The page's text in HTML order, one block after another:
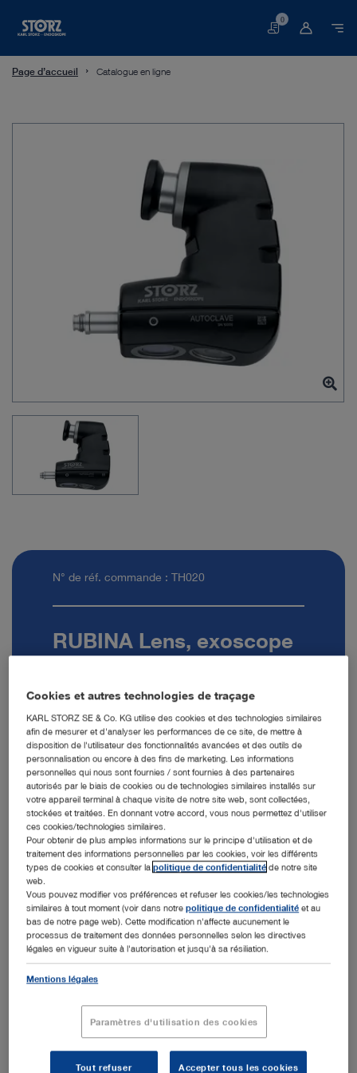
Panier
0
Page d’accueil Catalogue en ligne
N° de réf. commande : TH020
RUBINA Lens, exoscope
Quantité:
Ajouter au devis
Détails liés au produit
Rubina® Lens - Le principe NIR/ICG en chirurgie
ouverte
Rubina® Lens est un exoscope 2D conçu pour les
indications de chirurgie ouverte dans le proche infrarouge
NIR/ICG et le spectre visible. La plateforme modulaire
IMAGE1 S™ Rubina® est ainsi utilisable par le chirurgien
aussi bien en chirurgie mini-invasive qu'en chirurgie
Cookies et autres technologies de traçage
KARL STORZ SE & Co. KG utilise des cookies et des technologies similaires
afin de mesurer et d'analyser les performances de ce site, de mettre à
disposition de l'utilisateur des fonctionnalités avancées et des outils de
personnalisation ou encore à des fins de marketing. Les informations
personnelles qui nous sont fournies / sont fournies à des partenaires
autorisés par le biais de cookies ou de technologies similaires installés sur
votre appareil terminal à chaque visite de notre site web, sont collectées,
stockées et traitées. En donnant votre accord, vous nous permettez d'utiliser
ces cookies/technologies similaires.
Pour obtenir de plus amples informations sur le principe d'utilisation et de
traitement des informations personnelles par les cookies, voir les différents
types de cookies et consulter lapolitique de confidentialité de notre site
web.
Vous pouvez modifier vos préférences et refuser les cookies/les technologies
similaires à tout moment (voir dans notrepolitique de confidentialité et au
bas de notre page web). Cette modification n'affecte aucunement le
processus de traitement des données personnelles selon les directives
légales en vigueur suite à l'autorisation et jusqu'à sa résiliation.
Mentions légales
Paramètres d'utilisation des cookies
Tout refuser Accepter tous les cookies